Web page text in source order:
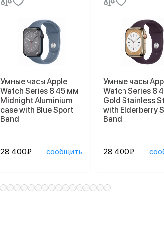
Умные часы Apple
Watch Series 8 45 мм
Midnight Aluminium
case with Blue Sport
Band
28 400₽ сообщить
Умные часы
Watch Series 8
Gold Stainless
with Elderberry
Band
28 400₽